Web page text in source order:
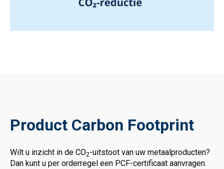
Product Carbon Footprint
Wilt u inzicht in de CO2-uitstoot van uw metaalproducten?
Dan kunt u per orderregel een PCF-certificaat aanvragen.